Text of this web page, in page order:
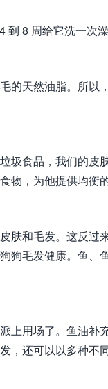
8 周给它洗一次澡
的天然油脂。所以
食品，我们的皮肤
物，为他提供均衡
肤和毛发。这反过
狗毛发健康。鱼、鱼
上用场了。鱼油补
，还可以以多种不